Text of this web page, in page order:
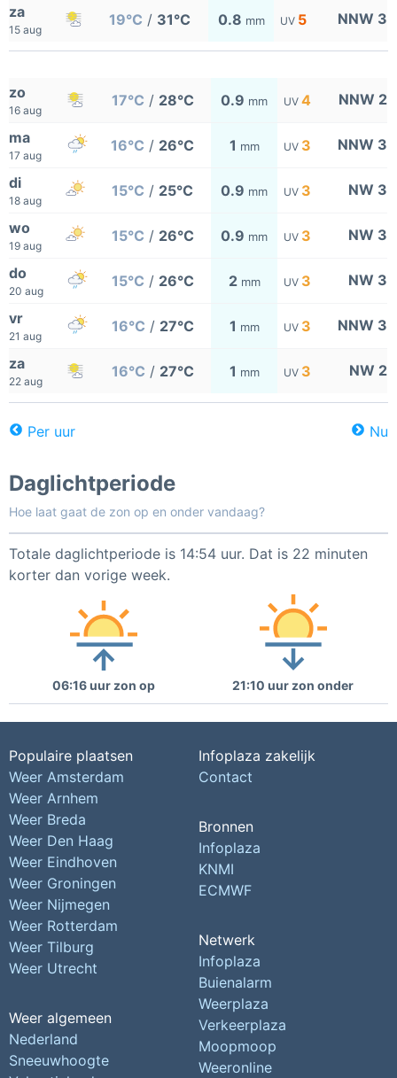
za
15 aug
19°C / 31°C 0.8 mm UV 5 NNW 3
zo
16 aug
17°C / 28°C 0.9 mm UV 4 NNW 2
ma
17 aug
16°C / 26°C 1 mm UV 3 NNW 3
di
18 aug
15°C / 25°C 0.9 mm UV 3 NW 3
wo
19 aug
15°C / 26°C 0.9 mm UV 3 NW 3
do
20 aug
15°C / 26°C 2 mm UV 3 NW 3
vr
21 aug
16°C / 27°C 1 mm UV 3 NNW 3
za
22 aug
16°C / 27°C 1 mm UV 3 NW 2
Per uur Nu
Daglichtperiode
Hoe laat gaat de zon op en onder vandaag?
Totale daglichtperiode is 14:54 uur. Dat is 22 minuten
korter dan vorige week.
06:16 uur zon op 21:10 uur zon onder
Populaire plaatsen
Weer Amsterdam
Weer Arnhem
Weer Breda
Weer Den Haag
Weer Eindhoven
Weer Groningen
Weer Nijmegen
Weer Rotterdam
Weer Tilburg
Weer Utrecht
Weer algemeen
Nederland
Sneeuwhoogte
Infoplaza zakelijk
Contact
Bronnen
Infoplaza
KNMI
ECMWF
Netwerk
Infoplaza
Buienalarm
Weerplaza
Verkeerplaza
Moopmoop
Weeronline